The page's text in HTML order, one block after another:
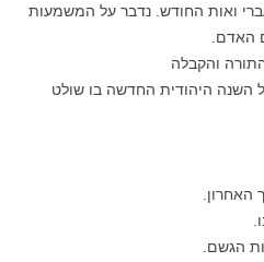
ואות החודש. נדבר על המשמעות
האדם.
והקבלה
השנה היהודית החדשה בו שולט
האחרון.
הגשם.